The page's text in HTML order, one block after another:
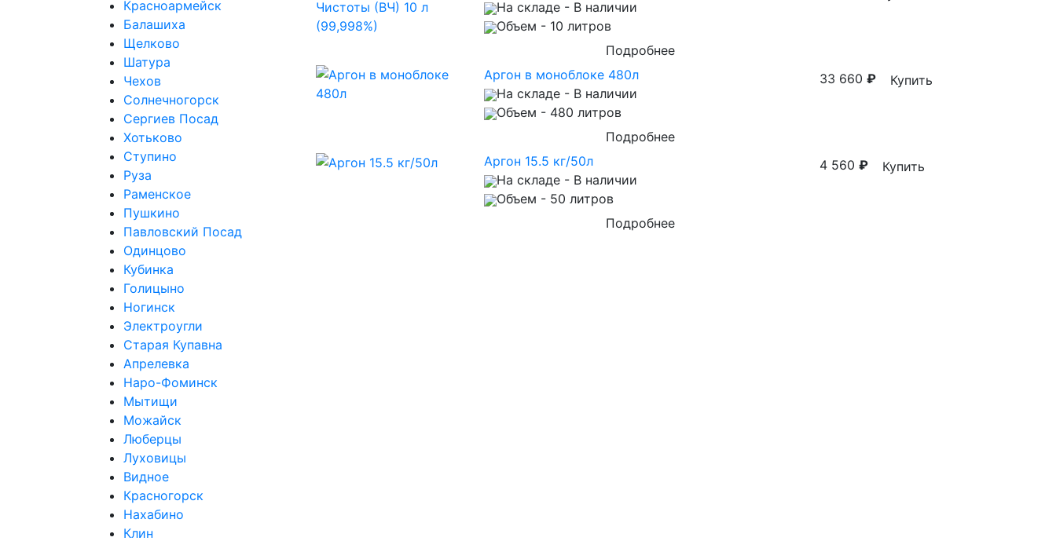
Красноармейск
Балашиха
Щелково
Шатура
Чехов
Солнечногорск
Сергиев Посад
Хотьково
Ступино
Руза
Раменское
Пушкино
Павловский Посад
Одинцово
Кубинка
Голицыно
Ногинск
Электроугли
Старая Купавна
Апрелевка
Наро-Фоминск
Мытищи
Можайск
Люберцы
Луховицы
Видное
Красногорск
Нахабино
Клин
На складе- В наличии
Объем - 10 литров
Подробнее
Аргон в моноблоке 480л
На складе- В наличии
Объем - 480 литров
Подробнее
33 660₽ Купить
Аргон 15.5 кг/50л
На складе- В наличии
Объем - 50 литров
Подробнее
4 560₽ Купить